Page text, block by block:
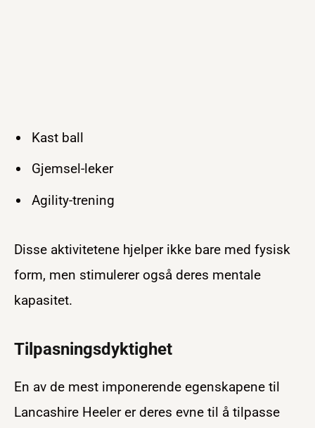
Kast ball
Gjemsel-leker
Agility-trening
Disse aktivitetene hjelper ikke bare med fysisk
form, men stimulerer også deres mentale
kapasitet.
Tilpasningsdyktighet
En av de mest imponerende egenskapene til
Lancashire Heeler er deres evne til å tilpasse